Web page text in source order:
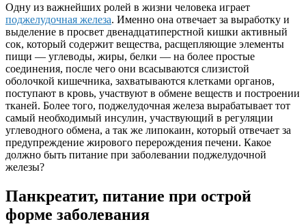
Одну из важнейших ролей в жизни человека играет
поджелудочная железа. Именно она отвечает за выработку и
выделение в просвет двенадцатиперстной кишки активный
сок, который содержит вещества, расщепляющие элементы
пищи — углеводы, жиры, белки — на более простые
соединения, после чего они всасываются слизистой
оболочкой кишечника, захватываются клетками органов,
поступают в кровь, участвуют в обмене веществ и построении
тканей. Более того, поджелудочная железа вырабатывает тот
самый необходимый инсулин, участвующий в регуляции
углеводного обмена, а так же липокаин, который отвечает за
предупреждение жирового перерождения печени. Какое
должно быть питание при заболевании поджелудочной
железы?
Панкреатит, питание при острой
форме заболевания